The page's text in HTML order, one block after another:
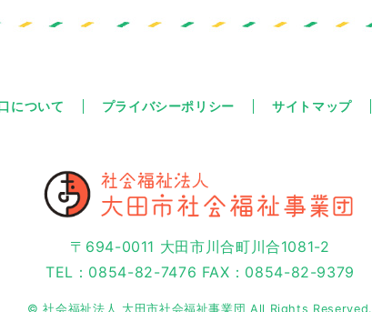
について プライバシーポリシー サイトマップ
〒694-0011 大田市川合町川合1081-2
TEL：0854-82-7476 FAX：0854-82-9379
© 社会福祉法人 大田市社会福祉事業団 All Rights Reserved.